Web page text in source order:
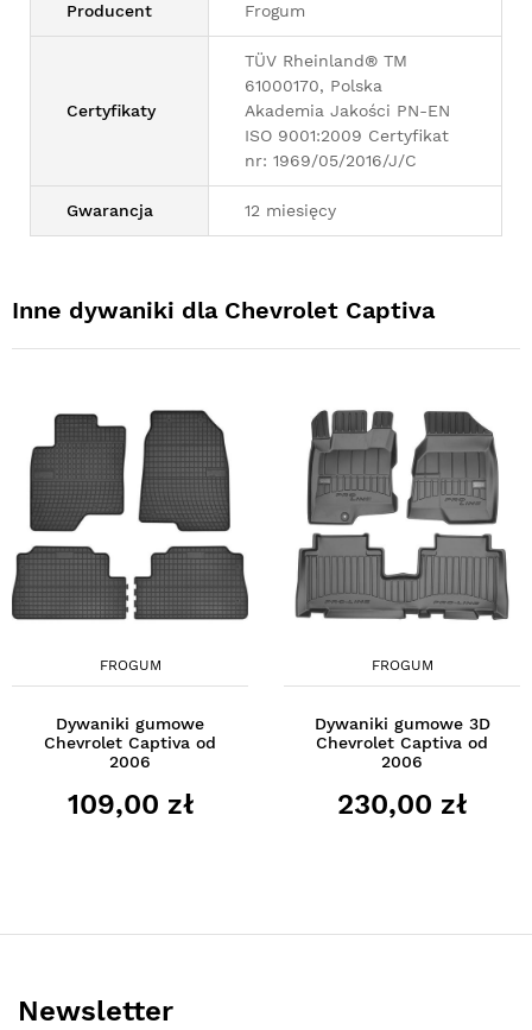
Producent Frogum
Certyfikaty
TÜV Rheinland® TM
61000170, Polska
Akademia Jakości PN-EN
ISO 9001:2009 Certyfikat
nr: 1969/05/2016/J/C
Gwarancja 12 miesięcy
Inne dywaniki dla Chevrolet Captiva
FROGUM
Dywaniki gumowe
Chevrolet Captiva od
2006
109,00 zł
FROGUM
Dywaniki gumowe 3D
Chevrolet Captiva od
2006
230,00 zł
Newsletter